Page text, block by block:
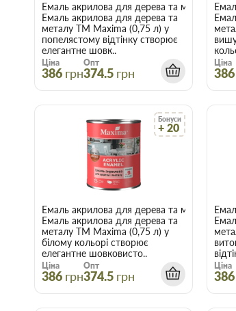
Емаль акрилова для дерева та металу
Емаль акрилова для дерева та
металу ТМ Maxima (0,75 л) у
попелястому відтінку створює
елегантне шовк..
Ціна
386 грн
Опт
374.5 грн
Ціна
386
Бонуси
+ 20
Емаль акрилова для дерева та металу,
Емаль акрилова для дерева та
металу ТМ Maxima (0,75 л) у
білому кольорі створює
елегантне шовковисто..
Ціна
386 грн
Опт
374.5 грн
Ціна
386